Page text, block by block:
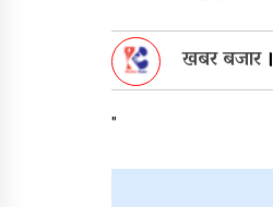
खबर बजार।
"